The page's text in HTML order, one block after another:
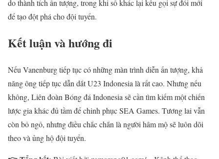
do thành tích ấn tượng, trong khi số khác lại kêu gọi sự đổi mới
để tạo đột phá cho đội tuyển.
Kết luận và hướng đi
Nếu Vanenburg tiếp tục có những màn trình diễn ấn tượng, khả
năng ông tiếp tục dẫn dắt U23 Indonesia là rất cao. Nhưng nếu
không, Liên đoàn Bóng đá Indonesia sẽ cần tìm kiếm một chiến
lược gia khác đủ tầm để chinh phục SEA Games. Tương lai vẫn
còn bỏ ngỏ, nhưng điều chắc chắn là người hâm mộ sẽ luôn dõi
theo và ủng hộ đội tuyển.